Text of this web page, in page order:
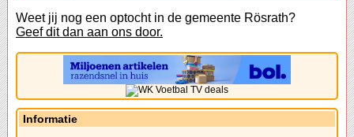
Weet jij nog een optocht in de gemeente Rösrath?
Geef dit dan aan ons door.
Informatie